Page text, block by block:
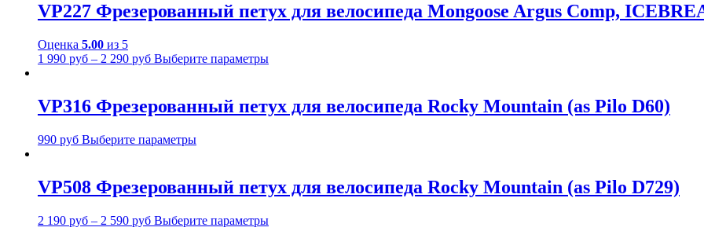
VP227 Фрезерованный петух для велосипеда Mongoose Argus Comp,
Оценка 5.00 из 5
1 990 руб – 2 290 руб Выберите параметры
VP316 Фрезерованный петух для велосипеда Rocky Mountain (as Pilo D60)
990 руб Выберите параметры
VP508 Фрезерованный петух для велосипеда Rocky Mountain (as Pilo D729)
2 190 руб – 2 590 руб Выберите параметры